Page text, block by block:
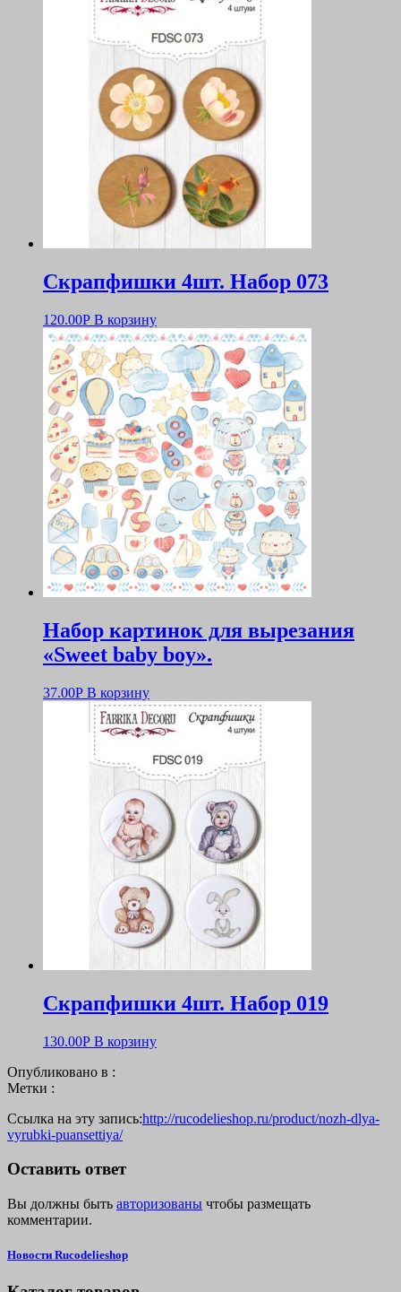
Скрапфишки 4шт. Набор 073
120.00Р В корзину
Набор картинок для вырезания
«Sweet baby boy».
37.00Р В корзину
Скрапфишки 4шт. Набор 019
130.00Р В корзину
Опубликовано в :
Метки :
Ссылка на эту запись:http://rucodelieshop.ru/product/nozh-dlya-
vyrubki-puansettiya/
Оставить ответ
Вы должны быть авторизованы чтобы размещать
комментарии.
Новости Rucodelieshop